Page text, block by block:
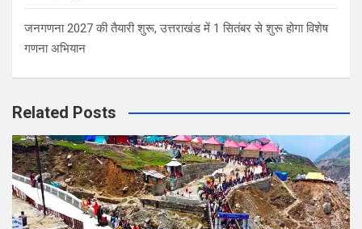
जनगणना 2027 की तैयारी शुरू, उत्तराखंड में 1 सितंबर से शुरू होगा विशेष
गणना अभियान
Related Posts